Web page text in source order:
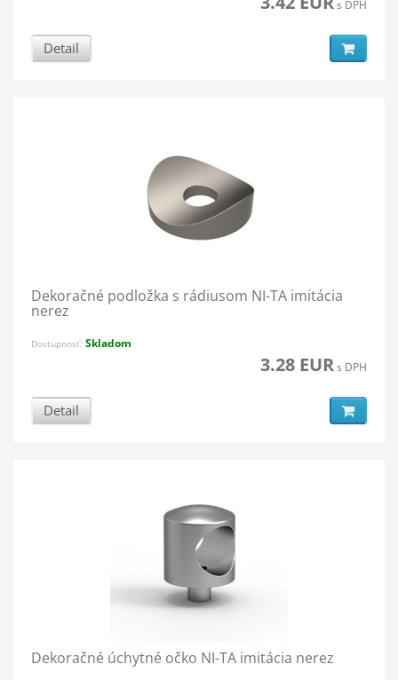
s DPH
Detail
Dekoračné podložka s rádiusom NI-TA imitácia
nerez
Dostupnosť: Skladom
3.28 EURs DPH
Detail
Dekoračné úchytné očko NI-TA imitácia nerez